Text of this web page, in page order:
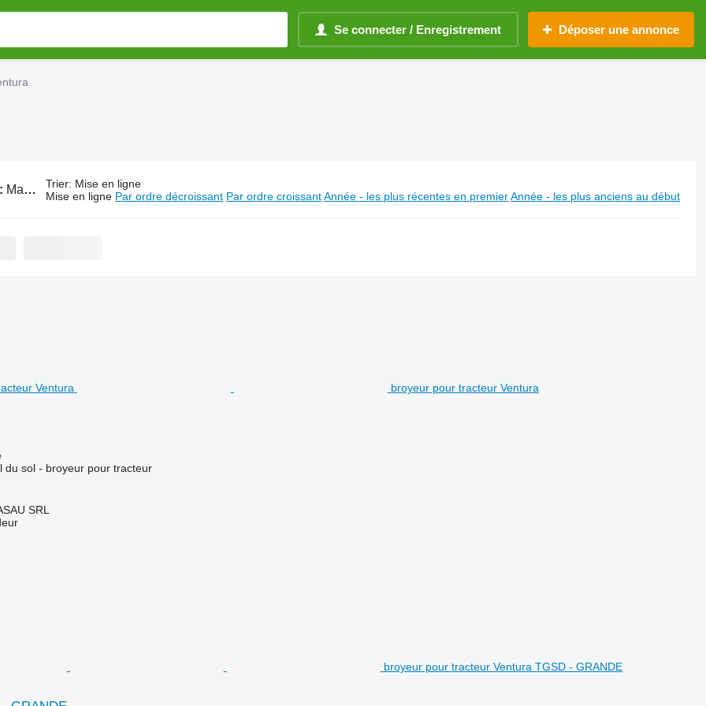
Se connecter / Enregistrement Déposer une annonce
Matériel de travail du sol Ventura Trier: Mise en ligne
Mise en ligne Par ordre décroissant Par ordre croissant Année - les plus récentes en premier Année - les plus anciens au début
broyeur pour tracteur Ventura
du sol - broyeur pour tracteur
SRL
broyeur pour tracteur Ventura TGSD - GRANDE